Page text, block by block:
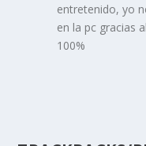
entretenido, yo
en la pc gracias
100%